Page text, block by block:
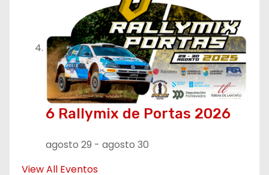
6 Rallymix de Portas 2026
agosto 29 - agosto 30
View All Eventos